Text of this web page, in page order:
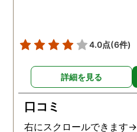
4.0点(6件)
詳細を見る
口コミ
右にスクロールできます→